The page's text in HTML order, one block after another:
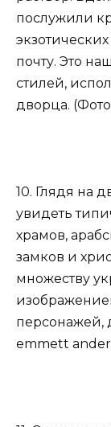
послужили
почту. Это
стилей,
дворца.
10. Глядя на
увидеть
храмов,
замков и
множеству
персонажей,
emmett